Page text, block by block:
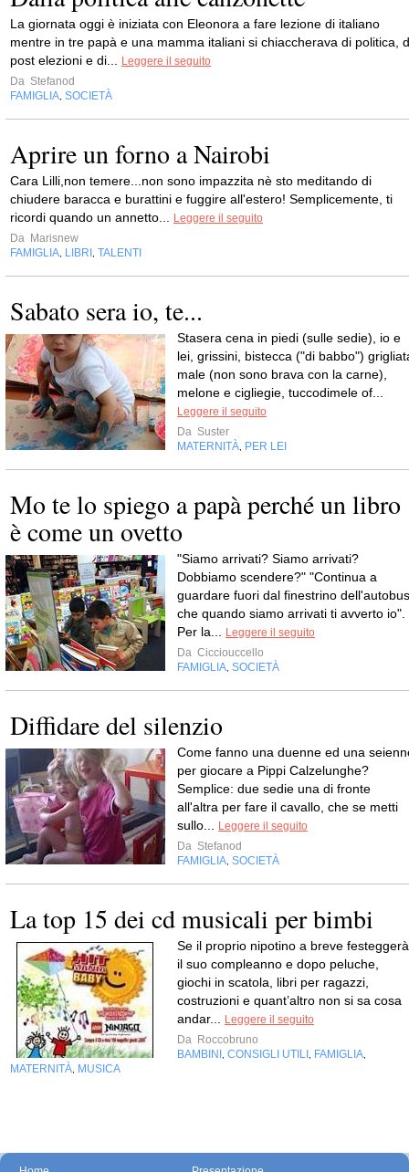
La giornata oggi è iniziata con Eleonora a fare lezione di italiano
mentre in tre papà e una mamma italiani si chiaccherava di politica,
post elezioni e di...
Leggere il seguito
Da Stefanod
FAMIGLIA SOCIETÀ
Aprire un forno a Nairobi
Cara Lilli,non temere...non sono impazzita nè sto meditando di
chiudere baracca e burattini e fuggire all'estero! Semplicemente, ti
ricordi quando un annetto...
Leggere il seguito
Da Marisnew
FAMIGLIA LIBRI TALENTI
Sabato sera io, te...
Stasera cena in piedi (sulle sedie), io e
lei, grissini, bistecca ("di babbo")
male (non sono brava con la carne),
melone e cigliegie, tuccodimele of...
Leggere il seguito
Da Suster
MATERNITÀ PER LEI
Mo te lo spiego a papà perché un libro
è come un ovetto
"Siamo arrivati? Siamo arrivati?
Dobbiamo scendere?" "Continua a
guardare fuori dal finestrino dell'autobus
che quando siamo arrivati ti avverto io".
Per la...
Leggere il seguito
Da Cicciouccello
FAMIGLIA SOCIETÀ
Diffidare del silenzio
Come fanno una duenne ed una
per giocare a Pippi Calzelunghe?
Semplice: due sedie una di fronte
all'altra per fare il cavallo, che se metti
sullo...
Leggere il seguito
Da Stefanod
FAMIGLIA SOCIETÀ
La top 15 dei cd musicali per bimbi
Se il proprio nipotino a breve festeggerà
il suo compleanno e dopo peluche,
giochi in scatola, libri per ragazzi,
costruzioni e quant’altro non si sa cosa
andar...
Leggere il seguito
Da Roccobruno
BAMBINI
CONSIGLI UTILI FAMIGLIA
MATERNITÀ MUSICA